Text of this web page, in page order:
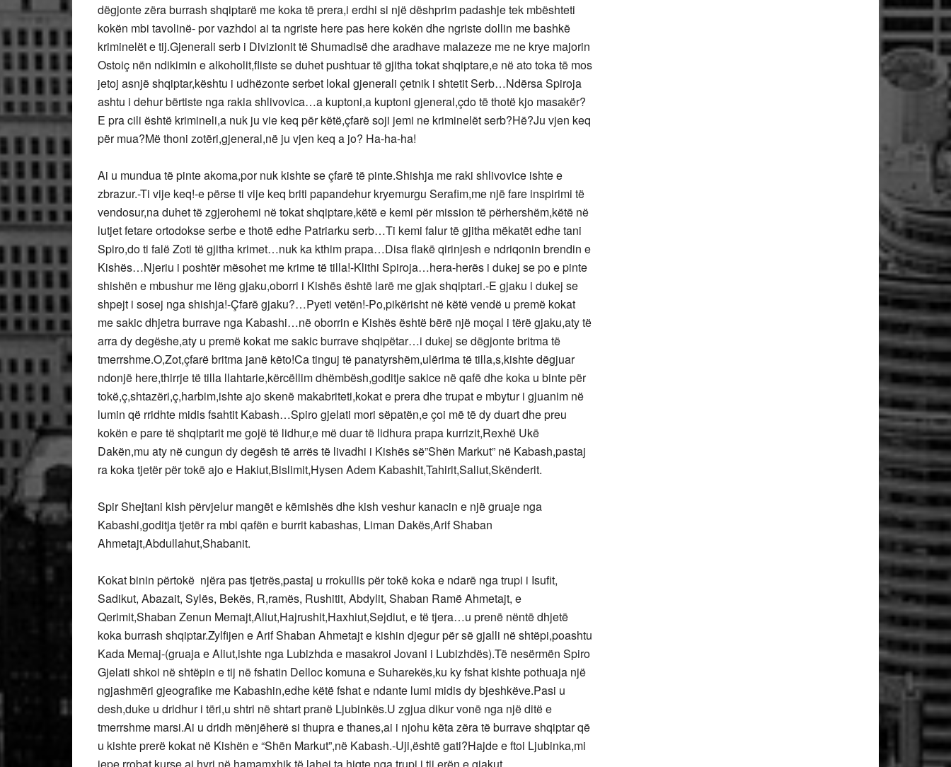
dëgjonte zëra burrash shqiptarë me koka të prera,i erdhi si një dëshprim padashje tek mbështeti
kokën mbi tavolinë- por vazhdoi ai ta ngriste here pas here kokën dhe ngriste dollin me bashkë
kriminelët e tij.Gjenerali serb i Divizionit të Shumadisë dhe aradhave malazeze me ne krye majorin
Ostoiç nën ndikimin e alkoholit,fliste se duhet pushtuar të gjitha tokat shqiptare,e në ato toka të mos
jetoj asnjë shqiptar,kështu i udhëzonte serbet lokal gjenerali çetnik i shtetit Serb…Ndërsa Spiroja
ashtu i dehur bërtiste nga rakia shlivovica…a kuptoni,a kuptoni gjeneral,çdo të thotë kjo masakër?
E pra cili është krimineli,a nuk ju vie keq për këtë,çfarë soji jemi ne kriminelët serb?Hë?Ju vjen keq
për mua?Më thoni zotëri,gjeneral,në ju vjen keq a jo? Ha-ha-ha!
Ai u mundua të pinte akoma,por nuk kishte se çfarë të pinte.Shishja me raki shlivovice ishte e
zbrazur.-Ti vije keq!-e përse ti vije keq briti papandehur kryemurgu Serafim,me një fare inspirimi të
vendosur,na duhet të zgjerohemi në tokat shqiptare,këtë e kemi për mission të përhershëm,këtë në
lutjet fetare ortodokse serbe e thotë edhe Patriarku serb…Ti kemi falur të gjitha mëkatët edhe tani
Spiro,do ti falë Zoti të gjitha krimet…nuk ka kthim prapa…Disa flakë qirinjesh e ndriqonin brendin e
Kishës…Njeriu i poshtër mësohet me krime të tilla!-Klithi Spiroja…hera-herës i dukej se po e pinte
shishën e mbushur me lëng gjaku,oborri i Kishës është larë me gjak shqiptari.-E gjaku i dukej se
shpejt i sosej nga shishja!-Çfarë gjaku?…Pyeti vetën!-Po,pikërisht në këtë vendë u premë kokat
me sakic dhjetra burrave nga Kabashi…në oborrin e Kishës është bërë një moçal i tërë gjaku,aty të
arra dy degëshe,aty u premë kokat me sakic burrave shqipëtar…i dukej se dëgjonte britma të
tmerrshme.O,Zot,çfarë britma janë këto!Ca tinguj të panatyrshëm,ulërima të tilla,s,kishte dëgjuar
ndonjë here,thirrje të tilla llahtarie,kërcëllim dhëmbësh,goditje sakice në qafë dhe koka u binte për
tokë,ç,shtazëri,ç,harbim,ishte ajo skenë makabriteti,kokat e prera dhe trupat e mbytur i gjuanim në
lumin që rridhte midis fsahtit Kabash…Spiro gjelati mori sëpatën,e çoi më të dy duart dhe preu
kokën e pare të shqiptarit me gojë të lidhur,e më duar të lidhura prapa kurrizit,Rexhë Ukë
Dakën,mu aty në cungun dy degësh të arrës të livadhi i Kishës së”Shën Markut” në Kabash,pastaj
ra koka tjetër për tokë ajo e Hakiut,Bislimit,Hysen Adem Kabashit,Tahirit,Saliut,Skënderit.
Spir Shejtani kish përvjelur mangët e këmishës dhe kish veshur kanacin e një gruaje nga
Kabashi,goditja tjetër ra mbi qafën e burrit kabashas, Liman Dakës,Arif Shaban
Ahmetajt,Abdullahut,Shabanit.
Kokat binin përtokë njëra pas tjetrës,pastaj u rrokullis për tokë koka e ndarë nga trupi i Isufit,
Sadikut, Abazait, Sylës, Bekës, R,ramës, Rushitit, Abdylit, Shaban Ramë Ahmetajt, e
Qerimit,Shaban Zenun Memajt,Aliut,Hajrushit,Haxhiut,Sejdiut, e të tjera…u prenë nëntë dhjetë
koka burrash shqiptar.Zylfijen e Arif Shaban Ahmetajt e kishin djegur për së gjalli në shtëpi,poashtu
Kada Memaj-(gruaja e Aliut,ishte nga Lubizhda e masakroi Jovani i Lubizhdës).Të nesërmën Spiro
Gjelati shkoi në shtëpin e tij në fshatin Delloc komuna e Suharekës,ku ky fshat kishte pothuaja një
ngjashmëri gjeografike me Kabashin,edhe këtë fshat e ndante lumi midis dy bjeshkëve.Pasi u
desh,duke u dridhur i tëri,u shtri në shtart pranë Ljubinkës.U zgjua dikur vonë nga një ditë e
tmerrshme marsi.Ai u dridh mënjëherë si thupra e thanes,ai i njohu këta zëra të burrave shqiptar që
u kishte prerë kokat në Kishën e “Shën Markut”,në Kabash.-Uji,është gati?Hajde e ftoi Ljubinka,mi